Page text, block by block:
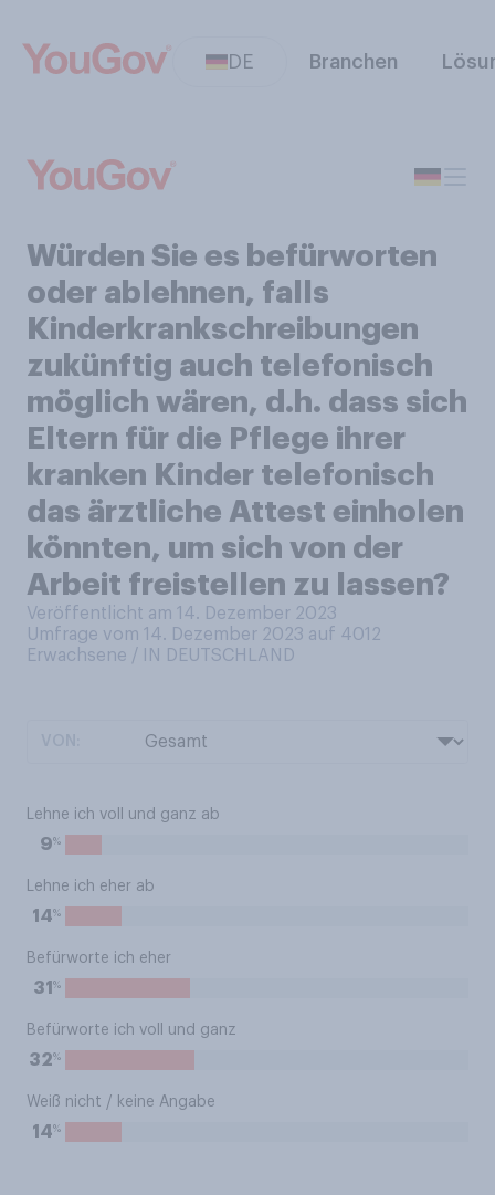
DE Branchen
Würden Sie es befürworten
oder ablehnen, falls
Kinderkrankschreibungen
zukünftig auch telefonisch
möglich wären, d.h. dass sich
Eltern für die Pflege ihrer
kranken Kinder telefonisch
das ärztliche Attest einholen
könnten, um sich von der
Arbeit freistellen zu lassen?
Veröffentlicht am 14. Dezember 2023
Umfrage vom 14. Dezember 2023 auf 4012
Erwachsene / IN DEUTSCHLAND
Lehne ich voll und ganz ab
9%
Lehne ich eher ab
14%
Befürworte ich eher
31 %
Befürworte ich voll und ganz
32%
Weiß nicht / keine Angabe
14%